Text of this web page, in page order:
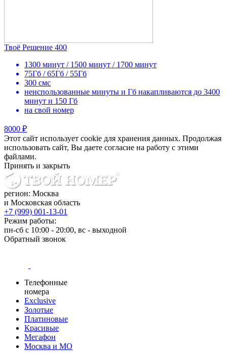
Твоё Решение 400
1300 минут / 1500 минут / 1700 минут
75Гб / 65Гб / 55Гб
300 смс
неиспользованные минуты и Гб накапливаются до 3400
минут и 150 Гб
на свой номер
8000 ₽
Этот сайт использует cookie для хранения данных. Продолжая
использовать сайт, Вы даете согласие на работу с этими
файлами.
Принять и закрыть
регион: Москва
и Московская область
+7 (999) 001-13-01
Режим работы:
пн-сб с 10:00 - 20:00, вс - выходной
Обратный звонок
Телефонные
номера
Exclusive
Золотые
Платиновые
Красивые
Мегафон
Москва и МО